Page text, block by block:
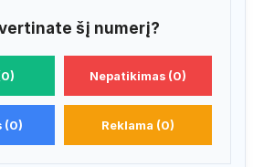
šį numerį?
Nepatikimas (0)
(0) Reklama (0)